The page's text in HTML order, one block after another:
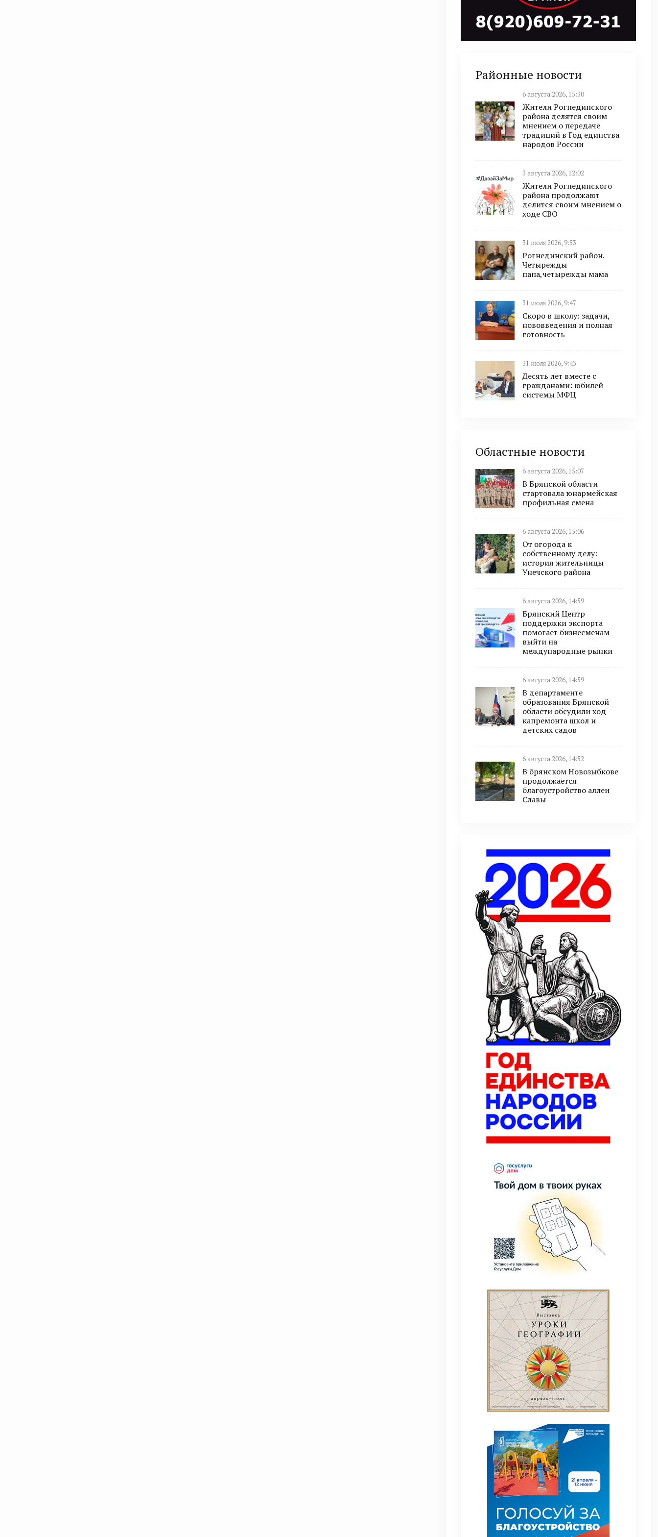
Районные новости
6 августа 2026, 15:30
Жители Рогнединского
района делятся своим
мнением о передаче
традиций в Год единства
народов России
3 августа 2026, 12:02
Жители Рогнединского
района продолжают
делится своим мнением о
ходе СВО
31 июля 2026, 9:53
Рогнединский район.
Четырежды
папа,четырежды мама
31 июля 2026, 9:47
Скоро в школу: задачи,
нововведения и полная
готовность
31 июля 2026, 9:43
Десять лет вместе с
гражданами: юбилей
системы МФЦ
Областные новости
6 августа 2026, 15:07
В Брянской области
стартовала юнармейская
профильная смена
6 августа 2026, 15:06
От огорода к
собственному делу:
история жительницы
Унечского района
6 августа 2026, 14:59
Брянский Центр
поддержки экспорта
помогает бизнесменам
выйти на
международные рынки
6 августа 2026, 14:59
В департаменте
образования Брянской
области обсудили ход
капремонта школ и
детских садов
6 августа 2026, 14:52
В брянском Новозыбкове
продолжается
благоустройство аллеи
Славы